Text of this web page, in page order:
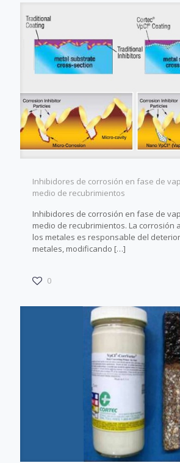
Inhibidores de corrosión en fase de
medio de recubrimientos
Inhibidores de corrosión en fase de
medio de recubrimientos. La corrosión
los metales es responsable del
metales, modificando […]
0